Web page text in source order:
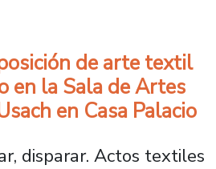
de arte textil
en la Sala de Artes
en Casa Palacio
disparar. Actos textiles